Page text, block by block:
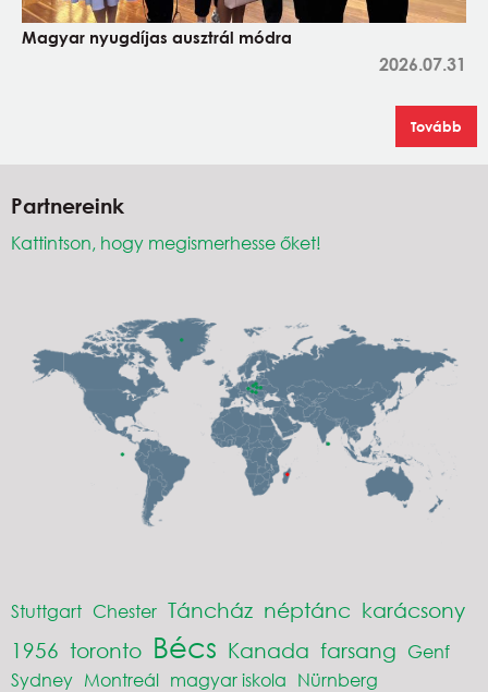
Magyar nyugdíjas ausztrál módra
2026.07.31
Tovább
Partnereink
Kattintson, hogy megismerhesse őket!
Stuttgart Chester Táncház néptánc karácsony
1956 toronto Bécs Kanada farsang Genf
Sydney Montreál magyar iskola Nürnberg